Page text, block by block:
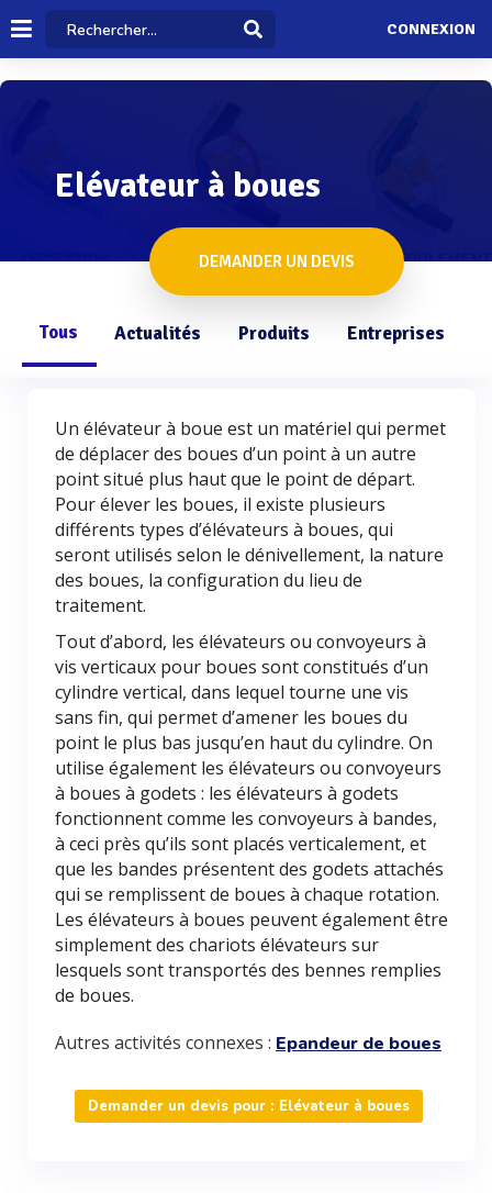
CONNEXION
Elévateur à boues
DEMANDER UN DEVIS
Tous Actualités Produits Entreprises
Un élévateur à boue est un matériel qui permet
de déplacer des boues d’un point à un autre
point situé plus haut que le point de départ.
Pour élever les boues, il existe plusieurs
différents types d’élévateurs à boues, qui
seront utilisés selon le dénivellement, la nature
des boues, la configuration du lieu de
traitement.
Tout d’abord, les élévateurs ou convoyeurs à
vis verticaux pour boues sont constitués d’un
cylindre vertical, dans lequel tourne une vis
sans fin, qui permet d’amener les boues du
point le plus bas jusqu’en haut du cylindre. On
utilise également les élévateurs ou convoyeurs
à boues à godets : les élévateurs à godets
fonctionnent comme les convoyeurs à bandes,
à ceci près qu’ils sont placés verticalement, et
que les bandes présentent des godets attachés
qui se remplissent de boues à chaque rotation.
Les élévateurs à boues peuvent également être
simplement des chariots élévateurs sur
lesquels sont transportés des bennes remplies
de boues.
Autres activités connexes : Epandeur de boues
Demander un devis pour : Elévateur à boues